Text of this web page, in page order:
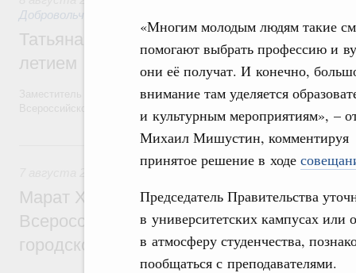
«Многим молодым людям такие
помогают выбрать профессию и
они её получат. И конечно,
внимание там уделяется
и культурным мероприятиям», –
Михаил Мишустин, комментируя
принятое решение в ходе
Председатель Правительства
в университетских кампусах или
в атмосферу студенчества,
пообщаться с преподавателями.
Добровольчество и волонтёрство. Благотворительность
Татьяна Голикова поздравила
летием
Заместитель Председателя Правительства Татьяна Голикова
7 августа, пятница
Экономика городов. Городская среда
Марат Хуснуллин провёл заседание
Всероссийского конкурса лучших
городской среды